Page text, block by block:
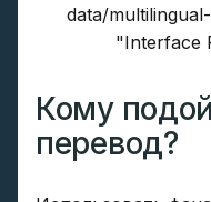
data/
"Interface
Кому
перевод?